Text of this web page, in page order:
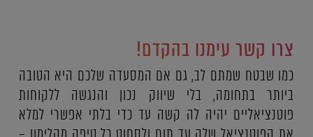
צרו קשר עימנו בהקדם!
כמו שבטח שמתם לב, גם אם המסעדה שלכם היא הטובה
ביותר בתחומה, בלי שיווק נכון והנגשה ללקוחות
פוטנציאליים יהיה לה קשה עד כדי בלתי אפשרי למלא